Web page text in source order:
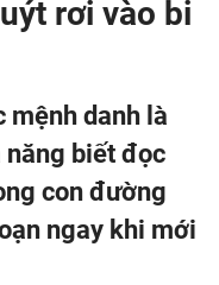
rơi vào bi
mệnh danh là
năng biết đọc
con đường
ngay khi mới